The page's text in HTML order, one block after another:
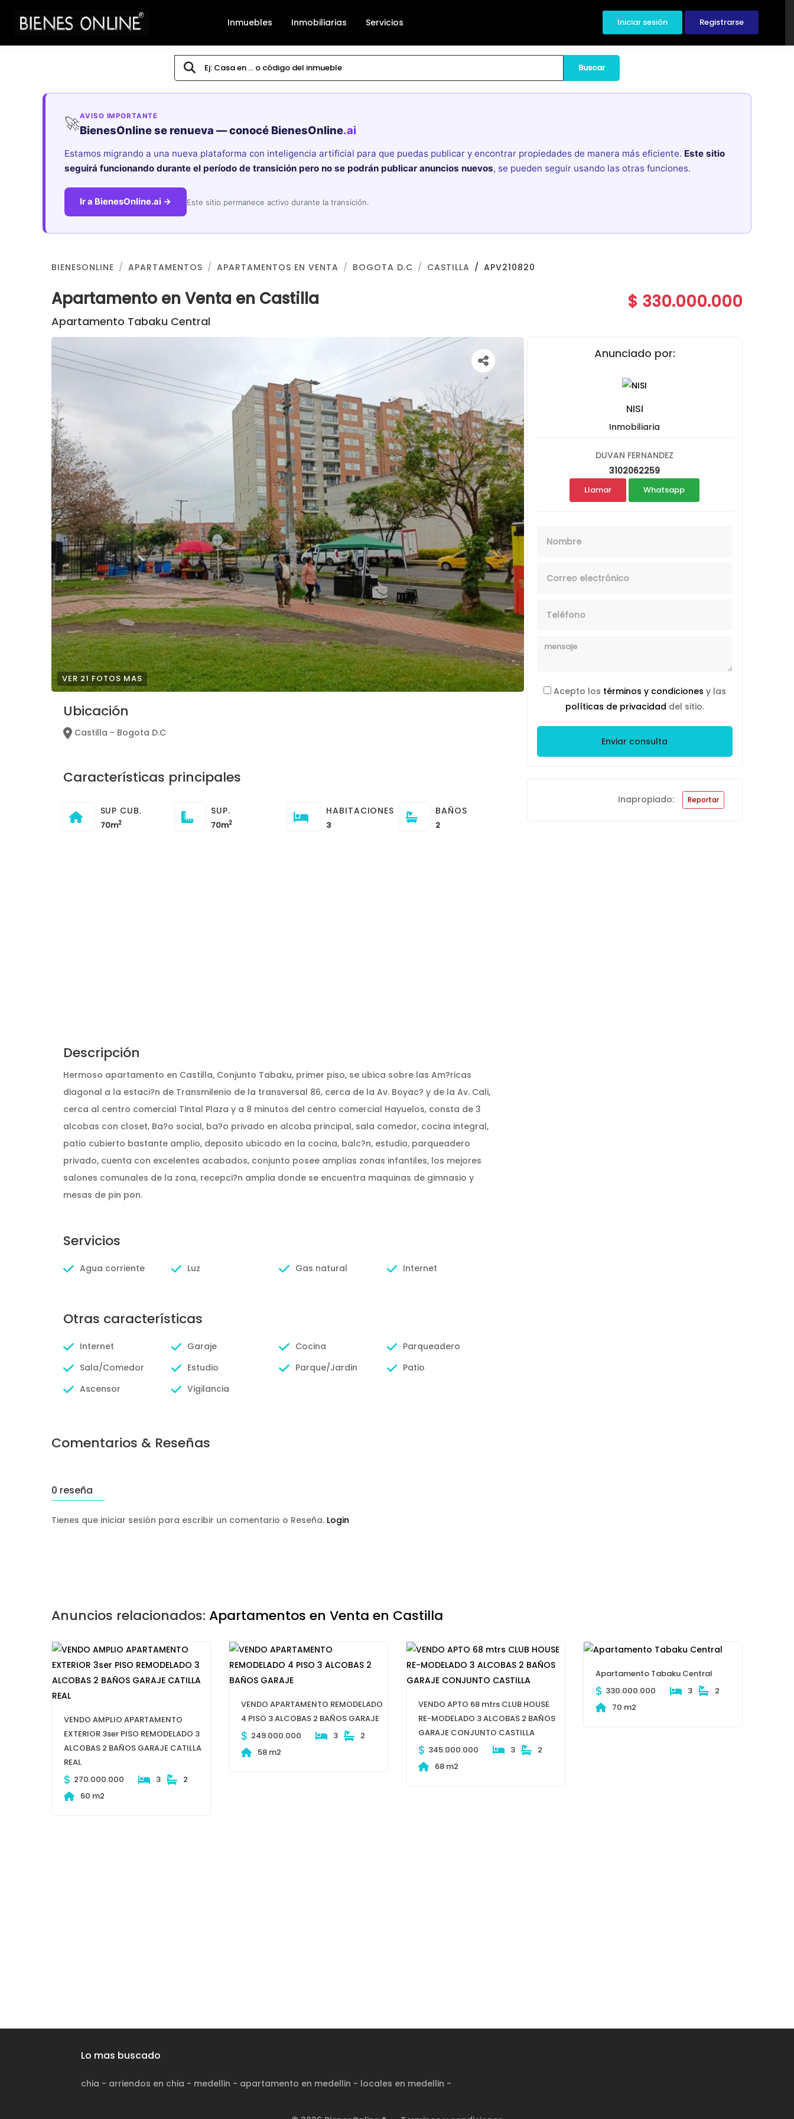
Inmuebles Inmobiliarias Servicios Iniciar sesión Registrarse
Buscar
🚀AVISO IMPORTANTE
BienesOnline se renueva — conocé BienesOnline.ai
Estamos migrando a una nueva plataforma con inteligencia artificial para que puedas publicar y encontrar propiedades de manera más eficiente. Este sitio
seguirá funcionando durante el período de transición pero no se podrán publicar anuncios nuevos, se pueden seguir usando las otras funciones.
Ir a BienesOnline.ai → Este sitio permanece activo durante la transición.
BIENESONLINE APARTAMENTOS APARTAMENTOS EN VENTA BOGOTA D.C CASTILLA APV210820
Apartamento en Venta en Castilla
Apartamento Tabaku Central
$ 330.000.000
VER 21 FOTOS MAS
Ubicación
Castilla - Bogota D.C
Características principales
SUP CUB.
70m2
SUP.
70m2
HABITACIONES
3
BAÑOS
2
Descripción
Hermoso apartamento en Castilla, Conjunto Tabaku, primer piso, se ubica sobre las Am?ricas
diagonal a la estaci?n de Transmilenio de la transversal 86, cerca de la Av. Boyac? y de la Av. Cali,
cerca al centro comercial Tintal Plaza y a 8 minutos del centro comercial Hayuelos, consta de 3
alcobas con closet, Ba?o social, ba?o privado en alcoba principal, sala comedor, cocina integral,
patio cubierto bastante amplio, deposito ubicado en la cocina, balc?n, estudio, parqueadero
privado, cuenta con excelentes acabados, conjunto posee amplias zonas infantiles, los mejores
salones comunales de la zona, recepci?n amplia donde se encuentra maquinas de gimnasio y
mesas de pin pon.
Servicios
Agua corriente Luz Gas natural Internet
Otras características
Internet Garaje Cocina
Parqueadero
Sala/Comedor
Estudio Parque/Jardin
Patio
Ascensor
Vigilancia
Comentarios & Reseñas
0 reseña
Tienes que iniciar sesión para escribir un comentario o Reseña. Login
Anunciado por:
NISI
Inmobiliaria
DUVAN FERNANDEZ
3102062259
Llamar Whatsapp
Acepto los términos y condiciones y las
políticas de privacidad del sitio.
Enviar consulta
Inapropiado: Reportar
Anuncios relacionados: Apartamentos en Venta en Castilla
VENDO AMPLIO APARTAMENTO
EXTERIOR 3ser PISO REMODELADO 3
ALCOBAS 2 BAÑOS GARAJE CATILLA
REAL
$ 270.000.000 3
2
60 m2
VENDO APARTAMENTO REMODELADO
4 PISO 3 ALCOBAS 2 BAÑOS GARAJE
$ 249.000.000 3
2
58 m2
VENDO APTO 68 mtrs CLUB HOUSE
RE-MODELADO 3 ALCOBAS 2 BAÑOS
GARAJE CONJUNTO CASTILLA
$ 345.000.000 3
2
68 m2
Apartamento Tabaku Central
$ 330.000.000 3
2
70 m2
Lo mas buscado
chia - arriendos en chia - medellin - apartamento en medellin - locales en medellin -